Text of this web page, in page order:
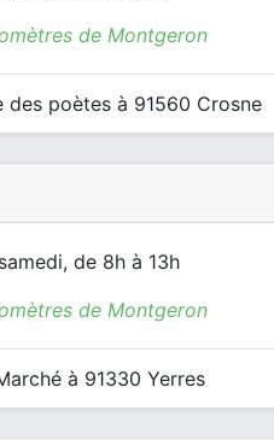
de Montgeron
des poètes à 91560 Crosne
de 8h à 13h
de Montgeron
à 91330 Yerres